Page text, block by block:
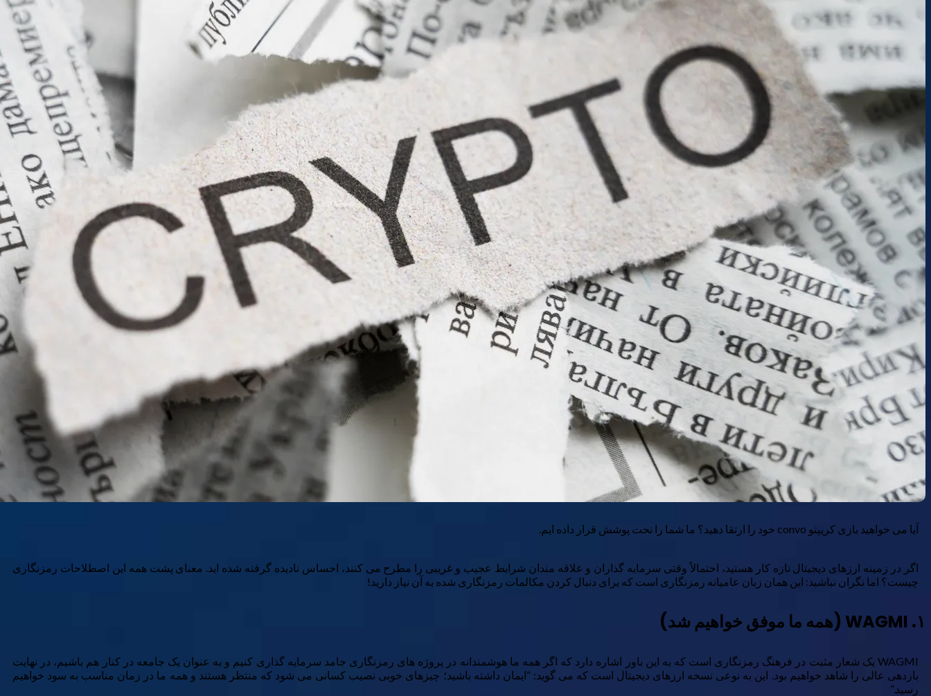
آیا می خواهید بازی کریپتو convo خود را ارتقا دهید؟ ما شما را تحت پوشش قرار داده ایم.
اگر در زمینه ارزهای دیجیتال تازه کار هستید، احتمالاً وقتی سرمایه گذاران و علاقه مندان شرایط عجیب و غریبی را مطرح می کنند، احساس نادیده گرفته شده اید. معنای پشت همه این اصطلاحات رمزنگاری
چیست؟ اما نگران نباشید: این همان زبان عامیانه رمزنگاری است که برای دنبال کردن مکالمات رمزنگاری شده به آن نیاز دارید!
۱. WAGMI (همه ما موفق خواهیم شد)
WAGMI یک شعار مثبت در فرهنگ رمزنگاری است که به این باور اشاره دارد که اگر همه ما هوشمندانه در پروژه های رمزنگاری جامد سرمایه گذاری کنیم و به عنوان یک جامعه در کنار هم باشیم، در نهایت
بازدهی عالی را شاهد خواهیم بود. این به نوعی نسخه ارزهای دیجیتال است که می گوید: “ایمان داشته باشید؛ چیزهای خوبی نصیب کسانی می شود که منتظر هستند و همه ما در زمان مناسب به سود خواهیم
رسید.”